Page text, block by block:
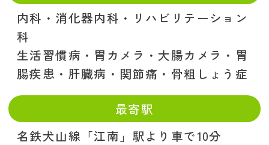
内科・消化器内科・リハビリテーション
科
生活習慣病・胃カメラ・大腸カメラ・胃
腸疾患・肝臓病・関節痛・骨粗しょう症
最寄駅
名鉄犬山線「江南」駅より車で10分